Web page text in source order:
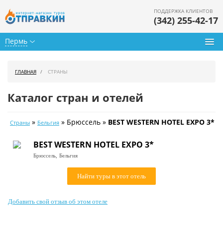
Пермь
ПОДДЕРЖКА КЛИЕНТОВ
(342) 255-42-17
Календарь туров
Цены дня
ГЛАВНАЯ СТРАНЫ
Каталог стран и отелей
Страны » Бельгия » Брюссель » BEST WESTERN HOTEL EXPO 3*
BEST WESTERN HOTEL EXPO 3*
Брюссель, Бельгия
Найти туры в этот отель
Добавить свой отзыв об этом отеле